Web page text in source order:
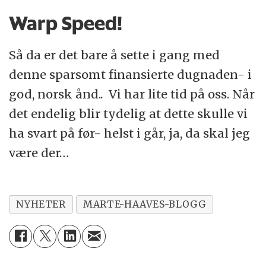
Warp Speed!
Så da er det bare å sette i gang med
denne sparsomt finansierte dugnaden- i
god, norsk ånd.. Vi har lite tid på oss. Når
det endelig blir tydelig at dette skulle vi
ha svart på før- helst i går, ja, da skal jeg
være der…
NYHETER MARTE-HAAVES-BLOGG